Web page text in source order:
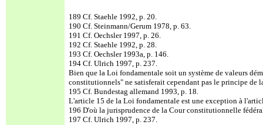
189 Cf. Staehle 1992, p. 20.
190 Cf. Steinmann/Gerum 1978, p. 63.
191 Cf. Oechsler 1997, p. 26.
192 Cf. Staehle 1992, p. 28.
193 Cf. Oechsler 1993a, p. 146.
194 Cf. Ulrich 1997, p. 237.
Bien que la Loi fondamentale soit un système de valeurs
constitutionnels" ne satisferait cependant pas le principe de
195 Cf. Bundestag allemand 1993, p. 18.
L'article 15 de la Loi fondamentale est une exception à
196 D'où la jurisprudence de la Cour constitutionnelle
197 Cf. Ulrich 1997, p. 237.